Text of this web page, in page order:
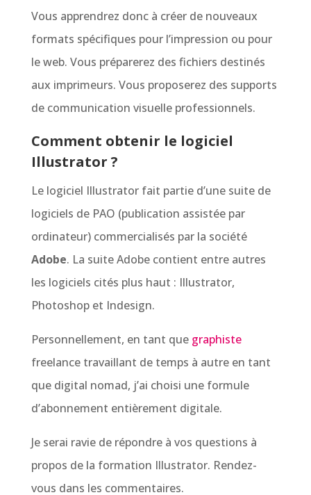
Vous apprendrez donc à créer de nouveaux
formats spécifiques pour l’impression ou pour
le web. Vous préparerez des fichiers destinés
aux imprimeurs. Vous proposerez des supports
de communication visuelle professionnels.
Comment obtenir le logiciel
Illustrator ?
Le logiciel Illustrator fait partie d’une suite de
logiciels de PAO (publication assistée par
ordinateur) commercialisés par la société
Adobe. La suite Adobe contient entre autres
les logiciels cités plus haut : Illustrator,
Photoshop et Indesign.
Personnellement, en tant que graphiste
freelance travaillant de temps à autre en tant
que digital nomad, j’ai choisi une formule
d’abonnement entièrement digitale.
Je serai ravie de répondre à vos questions à
propos de la formation Illustrator. Rendez-
vous dans les commentaires.